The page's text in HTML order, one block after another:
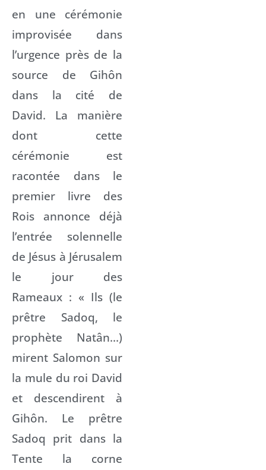
en une cérémonie
improvisée dans
l’urgence près de la
source de Gihôn
dans la cité de
David. La manière
dont cette
cérémonie est
racontée dans le
premier livre des
Rois annonce déjà
l’entrée solennelle
de Jésus à Jérusalem
le jour des
Rameaux : « Ils (le
prêtre Sadoq, le
prophète Natân…)
mirent Salomon sur
la mule du roi David
et descendirent à
Gihôn. Le prêtre
Sadoq prit dans la
Tente la corne